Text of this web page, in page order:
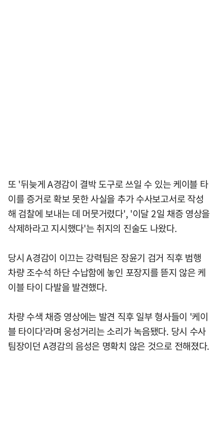
또 '뒤늦게 A경감이 결박 도구로 쓰일 수 있는 케이블 타
이를 증거로 확보 못한 사실을 추가 수사보고서로 작성
해 검찰에 보내는 데 머뭇거렸다', '이달 2일 채증 영상을
삭제하라고 지시했다'는 취지의 진술도 나왔다.
당시 A경감이 이끄는 강력팀은 장윤기 검거 직후 범행
차량 조수석 하단 수납함에 놓인 포장지를 뜯지 않은 케
이블 타이 다발을 발견했다.
차량 수색 채증 영상에는 발견 직후 일부 형사들이 '케이
블 타이다'라며 웅성거리는 소리가 녹음됐다. 당시 수사
팀장이던 A경감의 음성은 명확치 않은 것으로 전해졌다.